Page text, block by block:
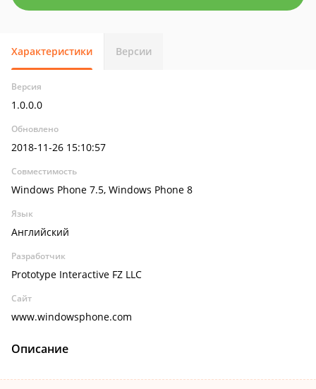
Характеристики Версии
Версия
1.0.0.0
Обновлено
2018-11-26 15:10:57
Совместимость
Windows Phone 7.5, Windows Phone 8
Язык
Английский
Разработчик
Prototype Interactive FZ LLC
Сайт
www.windowsphone.com
Описание